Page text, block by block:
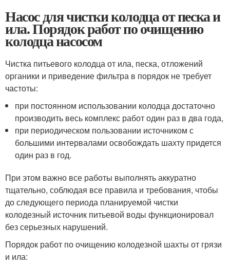
Насос для чистки колодца от песка и
ила. Порядок работ по очищению
колодца насосом
Чистка питьевого колодца от ила, песка, отложений
органики и приведение фильтра в порядок не требует
частоты:
при постоянном использовании колодца достаточно
производить весь комплекс работ один раз в два года,
при периодическом пользовании источником с
большими интервалами освобождать шахту придется
один раз в год.
При этом важно все работы выполнять аккуратно
тщательно, соблюдая все правила и требования, чтобы
до следующего периода планируемой чистки
колодезный источник питьевой воды функционировал
без серьезных нарушений.
Порядок работ по очищению колодезной шахты от грязи
и ила: